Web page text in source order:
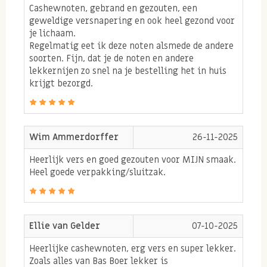
Ambachtelijk vers gebrande
cashewnoten
Onze cashewnoten vinden hun oorsprong op de markt.
Er kan maar weinig op tegen de heerlijke lucht van
versgebakken noten als je de markt bezoekt. Door al
meer dan 49 jaar ervaring te hebben in het branden
cashewnoten geselecteerd worden op kwaliteit en
tijdens het branden in zuivere pinda-olie en op de
juiste temperatuur de lekkerste smaak naar voren
komt. Onze vers gebrande cashewnoten hebben dan
ook een heerlijke nasmaak en proeven niet vlak.
Cashewnoten, gebrand en gezouten, een
geweldige versnapering en ook heel gezond voor
je lichaam.
Regelmatig eet ik deze noten alsmede de andere
soorten. Fijn, dat je de noten en andere
lekkernijen zo snel na je bestelling het in huis
krijgt bezorgd.
Wim Ammerdorffer
26-11-2025
Heerlijk vers en goed gezouten voor MIJN smaak.
Heel goede verpakking/sluitzak.
Ellie van Gelder
07-10-2025
Heerlijke cashewnoten, erg vers en super lekker.
Zoals alles van Bas Boer lekker is